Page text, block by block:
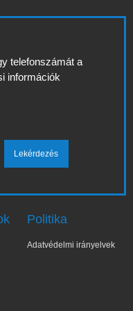
telefonszámát a
információk
Politika
Adatvédelmi irányelvek